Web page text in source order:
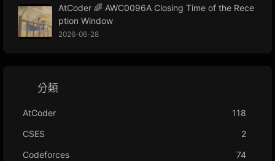
AtCoder 🌈 AWC0096A Closing Time of the Rece
ption Window
2026-06-28
分類
AtCoder
118
CSES
2
Codeforces
74